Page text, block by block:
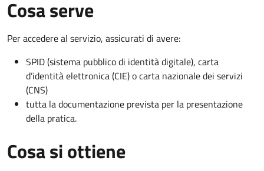
Cosa serve
Per accedere al servizio, assicurati di avere:
SPID (sistema pubblico di identità digitale), carta
d’identità elettronica (CIE) o carta nazionale dei servizi
(CNS)
tutta la documentazione prevista per la presentazione
della pratica.
Cosa si ottiene